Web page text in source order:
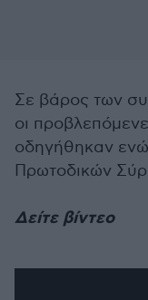
Σε βάρος των
οι
οδηγήθηκαν
Πρωτοδικών
Δείτε βίντεο